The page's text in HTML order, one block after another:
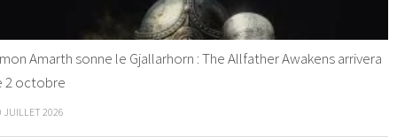
Amarth sonne le Gjallarhorn : The Allfather Awakens arrivera
2 octobre
JUILLET 2026